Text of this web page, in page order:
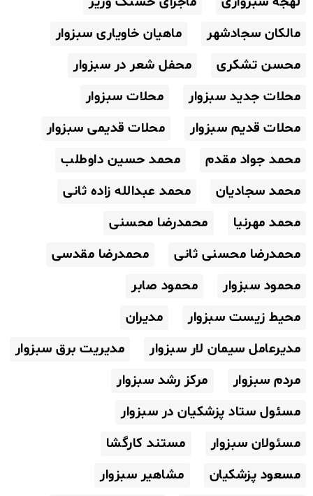
مالکان سجادشهر
ماهیان خاویاری سبزوار
محسن تشکری
محفل شعر در سبزوار
محلات جدید سبزوار
محلات سبزوار
محلات قدیم سبزوار
محلات قدیمی سبزوار
محمد جواد مقدم
محمد حسین داوطلب
محمد سجادیان
محمد عبدالله زاده ثانی
محمد مهرنیا
محمدرضا محسنی
محمدرضا محسنی ثانی
محمدرضا مقدسی
محمود سبزوار
محمود صابر
محیط زیست سبزوار
مدیران
مدیرعامل سیمان لار سبزوار
مدیریت برق سبزوار
مردم سبزوار
مرکز رشد سبزوار
مسئول ستاد پزشکیان در سبزوار
مسئولان سبزوار
مستند کارگشا
مسعود پزشکیان
مشاهیر سبزوار